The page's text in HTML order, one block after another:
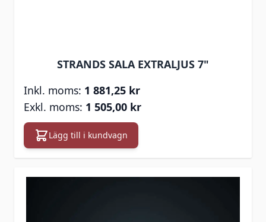
STRANDS SALA EXTRALJUS 7"
1 881,25 kr
1 505,00 kr
Lägg till i kundvagn